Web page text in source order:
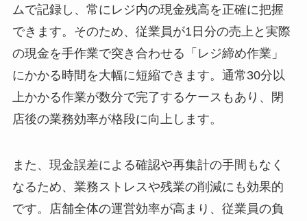
ムで記録し、常にレジ内の現金残高を正確に把握
できます。そのため、従業員が1日分の売上と実際
の現金を手作業で突き合わせる「レジ締め作業」
にかかる時間を大幅に短縮できます。通常30分以
上かかる作業が数分で完了するケースもあり、閉
店後の業務効率が格段に向上します。
また、現金誤差による確認や再集計の手間もなく
なるため、業務ストレスや残業の削減にも効果的
です。店舗全体の運営効率が高まり、従業員の負